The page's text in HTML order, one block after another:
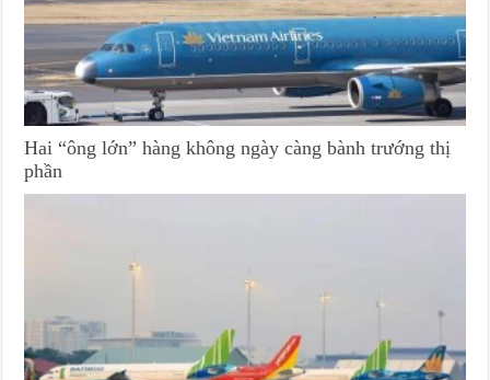
Hai “ông lớn” hàng không ngày càng bành trướng thị
phần